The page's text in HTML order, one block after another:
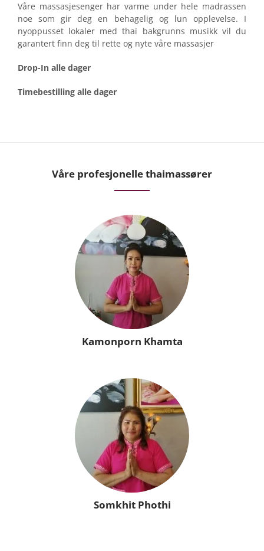
Våre massasjesenger har varme under hele madrassen
noe som gir deg en behagelig og lun opplevelse. I
nyoppusset lokaler med thai bakgrunns musikk vil du
garantert finn deg til rette og nyte våre massasjer
Drop-In alle dager
Timebestilling alle dager
Våre profesjonelle thaimassører
Kamonporn Khamta
Somkhit Phothi